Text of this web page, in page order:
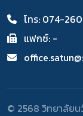
โทร: 074-
แฟกซ์: -
© 2568 วิทยาลัยน